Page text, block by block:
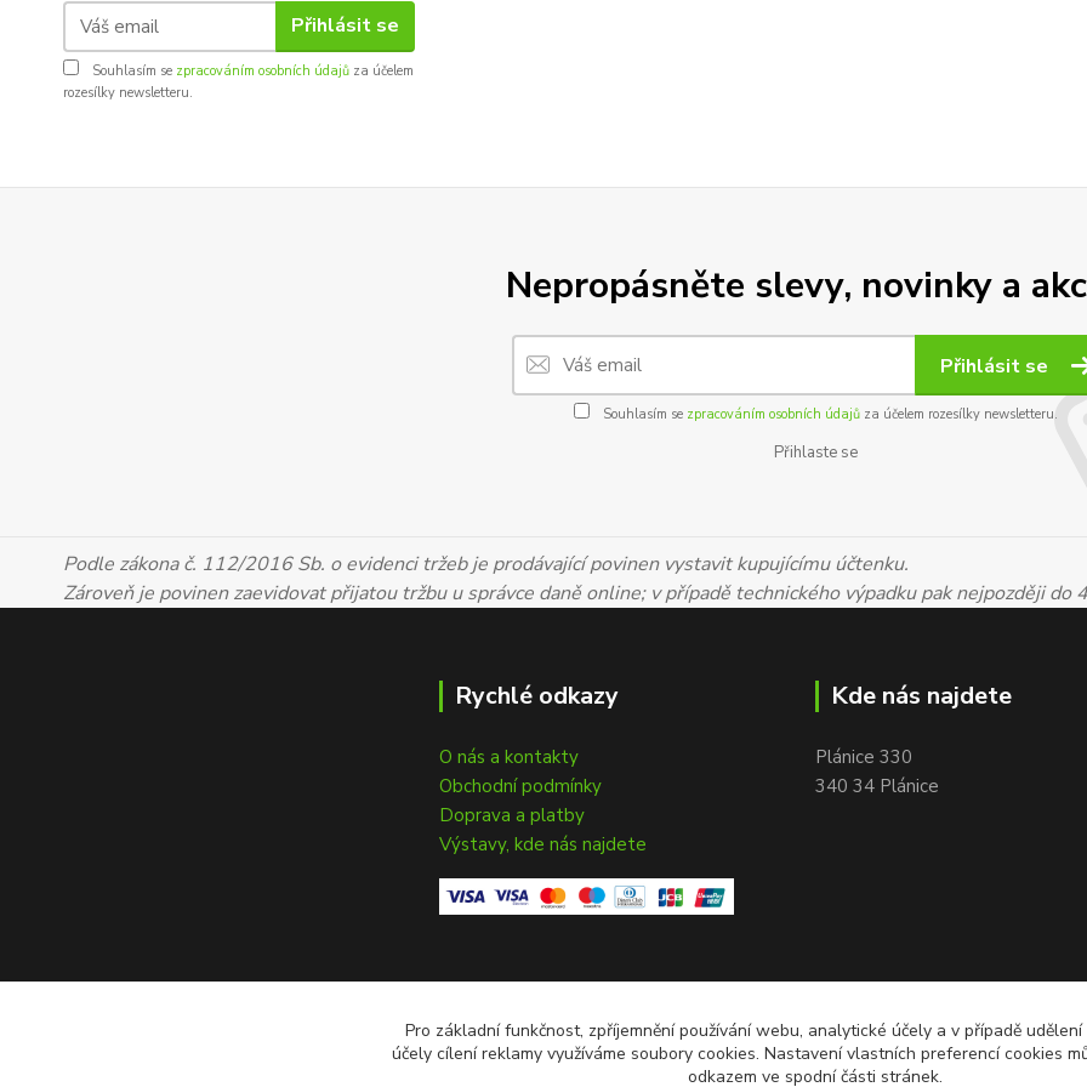
Přihlásit se
Souhlasím se zpracováním osobních údajů za účelem
rozesílky newsletteru.
Nepropásněte slevy, novinky a
Přihlásit se
Souhlasím se zpracováním osobních údajůza účelem rozesílky newsletteru.
Přihlaste se
Podle zákona č. 112/2016 Sb. o evidenci tržeb je prodávající povinen vystavit kupujícímu účtenku.
Zároveň je povinen zaevidovat přijatou tržbu u správce daně online; v případě technického výpadku pak nejpozději do
Rychlé odkazy
O nás a kontakty
Obchodní podmínky
Doprava a platby
Výstavy, kde nás najdete
Kde nás najdete
Plánice 330
340 34 Plánice
Pro základní funkčnost, zpříjemnění používání webu, analytické účely a v případě
účely cílení reklamy využíváme soubory cookies. Nastavení vlastních preferencí cookies
odkazem ve spodní části stránek.